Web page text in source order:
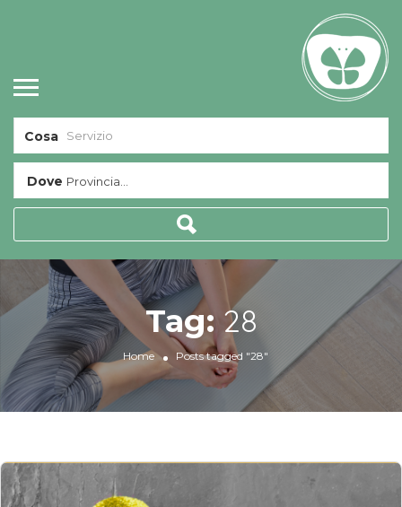
Cosa
Dove Provincia...
Tag: 28
Home Posts tagged "28"